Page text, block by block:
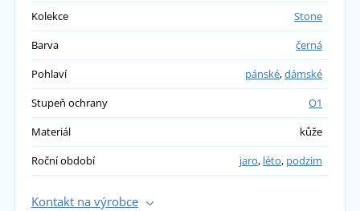
Kolekce
Stone
Barva
černá
Pohlaví
pánské,dámské
Stupeň ochrany
O1
Materiál
kůže
Roční období
jaro, léto, podzim
Kontakt na výrobce